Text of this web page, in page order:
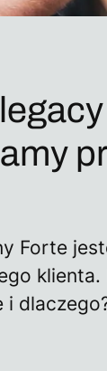
Forte
i